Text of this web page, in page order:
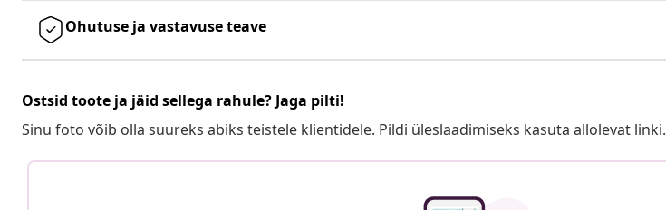
Ohutuse ja vastavuse teave
Ostsid toote ja jäid sellega rahule? Jaga pilti!
Sinu foto võib olla suureks abiks teistele klientidele. Pildi üleslaadimiseks kasuta allolevat linki.